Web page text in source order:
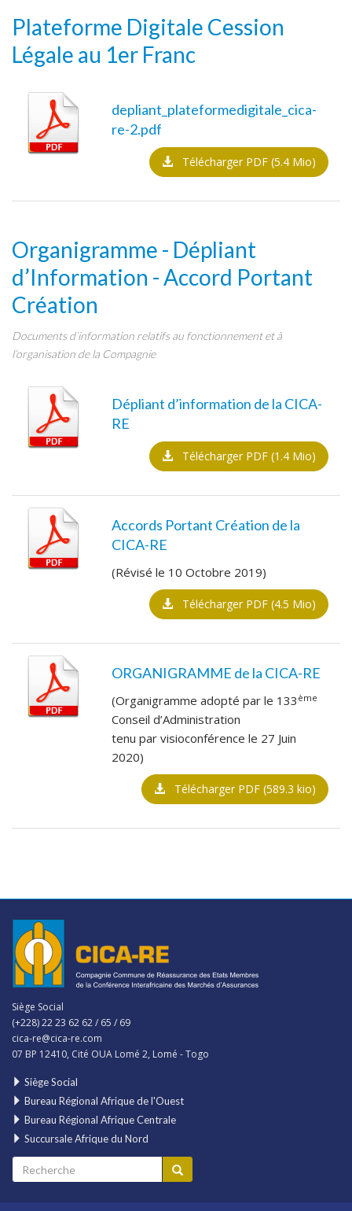
Plateforme Digitale Cession
Légale au 1er Franc
depliant_plateformedigitale_cica-
re-2.pdf
Télécharger PDF (5.4 Mio)
Organigramme - Dépliant
d’Information - Accord Portant
Création
Documents d’information relatifs au fonctionnement et à
l’organisation de la Compagnie
Dépliant d’information de la CICA-
RE
Télécharger PDF (1.4 Mio)
Accords Portant Création de la
CICA-RE
(Révisé le 10 Octobre 2019)
Télécharger PDF (4.5 Mio)
ORGANIGRAMME de la CICA-RE
(Organigramme adopté par le 133 ème
Conseil d’Administration
tenu par visioconférence le 27 Juin
2020)
Télécharger PDF (589.3 kio)
Siège Social
(+228) 22 23 62 62 / 65 / 69
cica-re@cica-re.com
07 BP 12410, Cité OUA Lomé 2, Lomé - Togo
Siège Social
Bureau Régional Afrique de l'Ouest
Bureau Régional Afrique Centrale
Succursale Afrique du Nord